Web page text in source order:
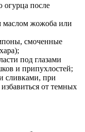
огурца после
маслом жожоба или
смоченные
под глазами
и припухлостей;
сливками, при
от темных